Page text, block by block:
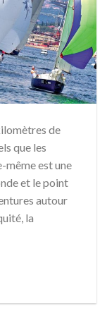
de
que les
même est une
et le point
autour
la